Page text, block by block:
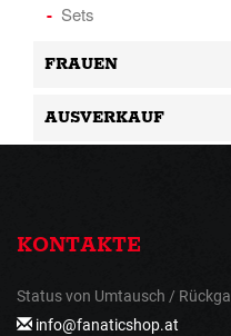
Sets
FRAUEN
AUSVERKAUF
KONTAKTE
Status von Umtausch /
info@fanaticshop.at